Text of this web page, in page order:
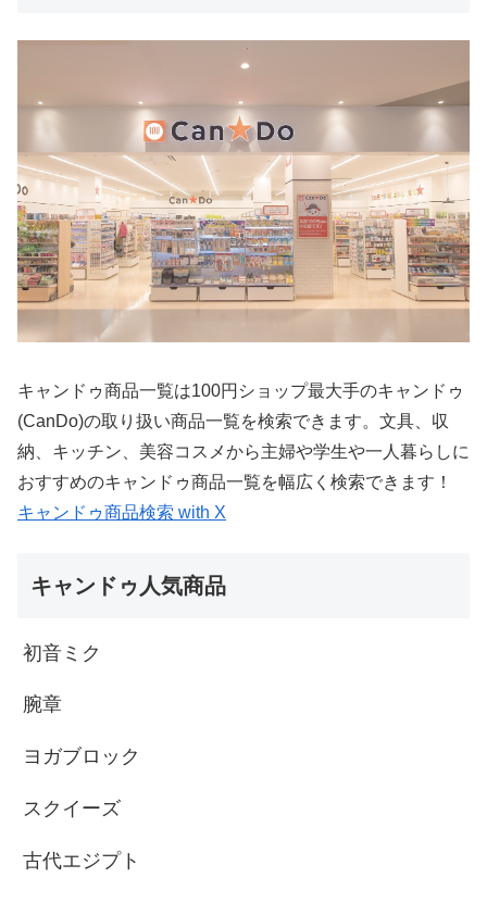
キャンドゥ商品一覧は100円ショップ最大手のキャンドゥ
(CanDo)の取り扱い商品一覧を検索できます。文具、収
納、キッチン、美容コスメから主婦や学生や一人暮らしに
おすすめのキャンドゥ商品一覧を幅広く検索できます！
キャンドゥ商品検索 with X
キャンドゥ人気商品
初音ミク
腕章
ヨガブロック
スクイーズ
古代エジプト